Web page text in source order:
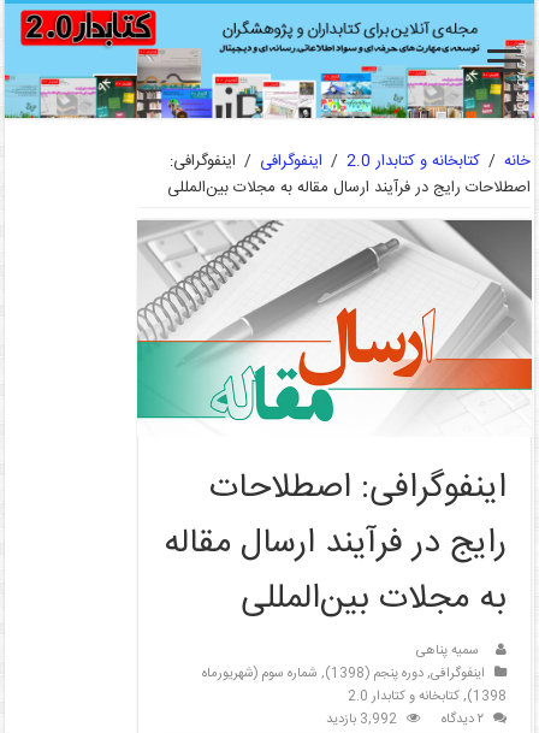
خانه / کتابخانه و کتابدار 2.0 / اینفوگرافی / اینفوگرافی:
اصطلاحات رایج در فرآیند ارسال مقاله به مجلات بین‌المللی
اینفوگرافی: اصطلاحات
رایج در فرآیند ارسال مقاله
به مجلات بین‌المللی
سمیه پناهی
اینفوگرافی,دوره پنجم (1398) , شماره سوم (شهریورماه
1398)
,کتابخانه و کتابدار 2.0
۲ دیدگاه
3,992 بازدید